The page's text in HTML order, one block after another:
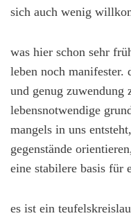
sich auch wenig
was hier schon sehr
leben noch manifester.
und genug zuwendung
lebensnotwendige
mangels in uns
gegenstände
eine stabilere basis für
es ist ein